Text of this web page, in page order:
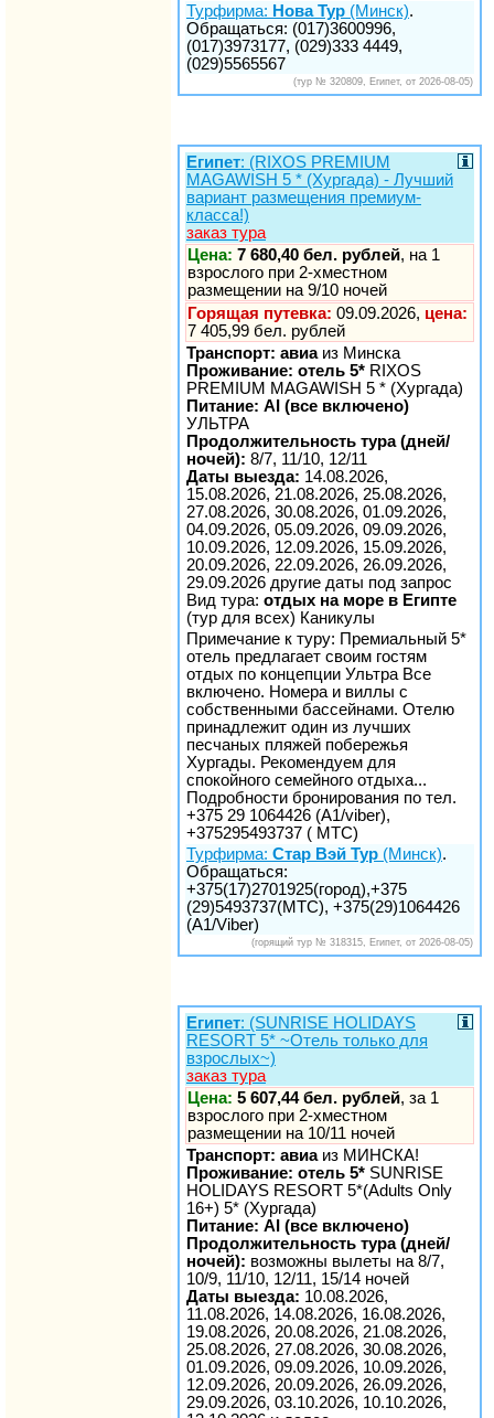
Турфирма: Нова Тур (Минск).
Обращаться: (017)3600996,
(017)3973177, (029)333 4449,
(029)5565567
(тур № 320809, Египет, от 2026-08-05)
Египет: (RIXOS PREMIUM
MAGAWISH 5 * (Хургада) - Лучший
вариант размещения премиум-
класса!)
заказ тура
Цена: 7 680,40 бел. рублей, на 1
взрослого при 2-хместном
размещении на 9/10 ночей
Горящая путевка: 09.09.2026, цена:
7 405,99 бел. рублей
Транспорт: авиаиз Минска
Проживание: отель 5* RIXOS
PREMIUM MAGAWISH 5 * (Хургада)
Питание: AI (все включено)
УЛЬТРА
Продолжительность тура (дней/
ночей): 8/7, 11/10, 12/11
Даты выезда: 14.08.2026,
15.08.2026, 21.08.2026, 25.08.2026,
27.08.2026, 30.08.2026, 01.09.2026,
04.09.2026, 05.09.2026, 09.09.2026,
10.09.2026, 12.09.2026, 15.09.2026,
20.09.2026, 22.09.2026, 26.09.2026,
29.09.2026 другие даты под запрос
Вид тура: отдых на море в Египте
(тур для всех) Каникулы
Примечание к туру: Премиальный 5*
отель предлагает своим гостям
отдых по концепции Ультра Все
включено. Номера и виллы с
собственными бассейнами. Отелю
принадлежит один из лучших
песчаных пляжей побережья
Хургады. Рекомендуем для
спокойного семейного отдыха...
Подробности бронирования по тел.
+375 29 1064426 (A1/viber),
+375295493737 ( МТС)
Турфирма: Стар Вэй Тур (Минск).
Обращаться:
+375(17)2701925(город),+375
(29)5493737(МТС), +375(29)1064426
(A1/Viber)
(горящий тур № 318315, Египет, от 2026-08-05)
Египет: (SUNRISE HOLIDAYS
RESORT 5* ~Отель только для
взрослых~)
заказ тура
Цена: 5 607,44 бел. рублей, за 1
взрослого при 2-хместном
размещении на 10/11 ночей
Транспорт: авиаиз МИНСКА!
Проживание: отель 5* SUNRISE
HOLIDAYS RESORT 5*(Adults Only
16+) 5* (Хургада)
Питание: AI (все включено)
Продолжительность тура (дней/
ночей): возможны вылеты на 8/7,
10/9, 11/10, 12/11, 15/14 ночей
Даты выезда: 10.08.2026,
11.08.2026, 14.08.2026, 16.08.2026,
19.08.2026, 20.08.2026, 21.08.2026,
25.08.2026, 27.08.2026, 30.08.2026,
01.09.2026, 09.09.2026, 10.09.2026,
12.09.2026, 20.09.2026, 26.09.2026,
29.09.2026, 03.10.2026, 10.10.2026,